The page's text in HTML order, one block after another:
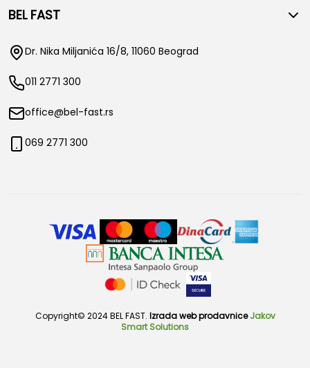
BEL FAST
Dr. Nika Miljanića 16/8, 11060 Beograd
011 2771 300
office@bel-fast.rs
069 2771 300
Copyright© 2024 BEL FAST. Izrada web prodavnice Jakov
Smart Solutions